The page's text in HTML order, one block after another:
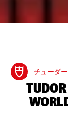
チューダ